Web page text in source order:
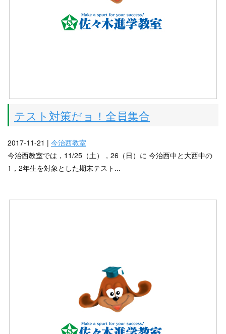
テスト対策だョ！全員集合
2017-11-21 | 今治西教室
今治西教室では，11/25（土），26（日）に 今治西中と大西中の
1，2年生を対象とした期末テスト...